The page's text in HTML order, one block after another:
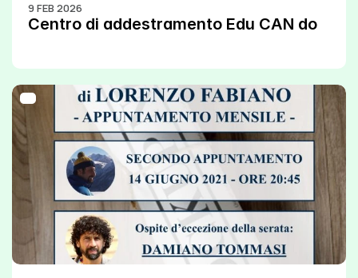
9 FEB 2026
Centro di addestramento Edu CAN do